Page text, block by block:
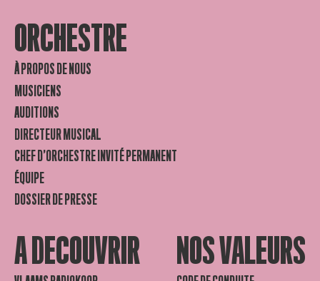
ORCHESTRE
À PROPOS DE NOUS
MUSICIENS
AUDITIONS
DIRECTEUR MUSICAL
CHEF D’ORCHESTRE INVITÉ PERMANENT
ÉQUIPE
DOSSIER DE PRESSE
A DECOUVRIR NOS VALEURS